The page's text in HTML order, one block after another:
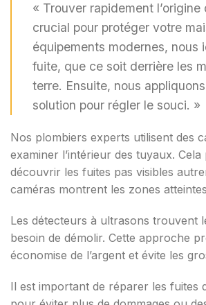
« Trouver rapidement l’origine
crucial pour protéger votre
équipements modernes, nous
fuite, que ce soit derrière les
terre. Ensuite, nous
solution pour régler le souci. »
Nos plombiers experts utilisent des
examiner l’intérieur des tuyaux. Cela
découvrir les fuites pas visibles
caméras montrent les zones
Les détecteurs à ultrasons trouvent
besoin de démolir. Cette approche
économise de l’argent et évite les
Il est important de réparer les fuites